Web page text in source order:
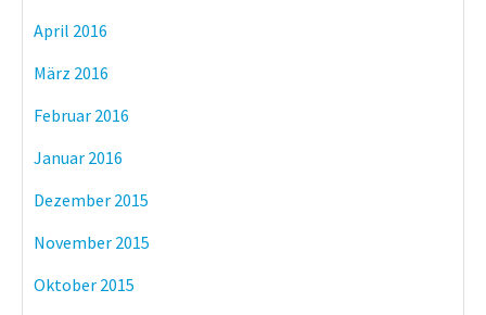
April 2016
März 2016
Februar 2016
Januar 2016
Dezember 2015
November 2015
Oktober 2015